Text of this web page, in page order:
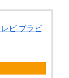
ビ ブラビ